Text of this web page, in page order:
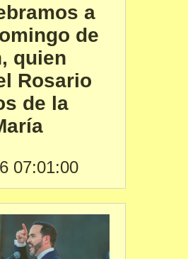
a
de
quien
Rosario
de la
07:01:00